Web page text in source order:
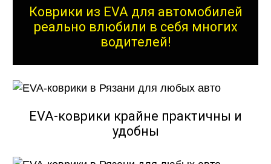
Коврики из EVA для автомобилей
реально влюбили в себя многих
водителей!
EVA-коврики крайне практичны и
удобны